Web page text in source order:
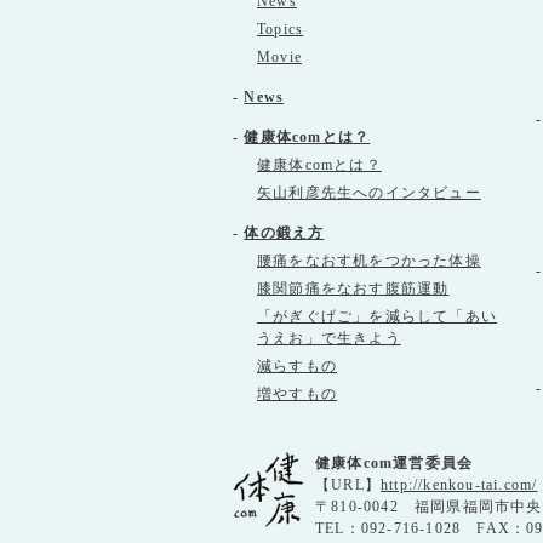
Topics
Movie
-News
-健康体comとは？
健康体comとは？
矢山利彦先生へのインタビュー
-体の鍛え方
腰痛をなおす机をつかった体操
膝関節痛をなおす腹筋運動
「がぎぐげご」を減らして「あい
うえお」で生きよう
減らすもの
増やすもの
-
-
-
健康体com運営委員会
【URL】 http://kenkou-tai.com/
〒810-0042 福岡県福岡市中
TEL：092-716-1028 FAX：